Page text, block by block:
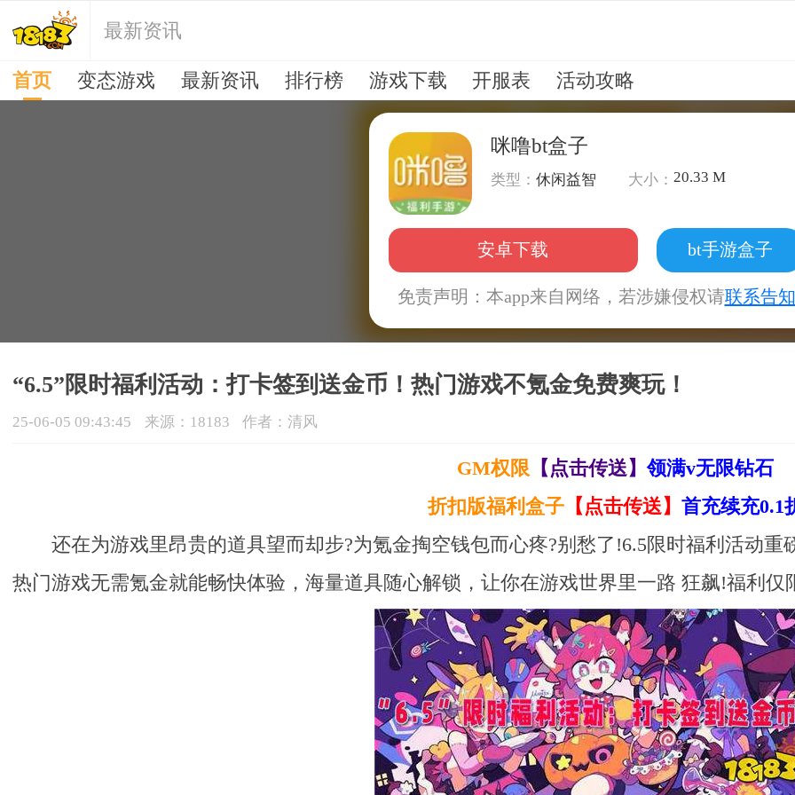
最新资讯
首页 变态游戏 最新资讯 排行榜 游戏下载 开服表 活动攻略
咪噜bt盒子
类型：休闲益智 大小：20.33 M
安卓下载 bt手游盒子
免责声明：本app来自网络，若涉嫌侵权请联系告知
“6.5”限时福利活动：打卡签到送金币！热门游戏不氪金免费爽玩！
25-06-05 09:43:45 来源：18183 作者：清风
GM权限 【点击传送】领满v无限钻石
折扣版福利盒子【点击传送】 首充续充0.1
还在为游戏里昂贵的道具望而却步?为氪金掏空钱包而心疼?别愁了!6.5限时福利活动
热门游戏无需氪金就能畅快体验，海量道具随心解锁，让你在游戏世界里一路 狂飙!福利仅